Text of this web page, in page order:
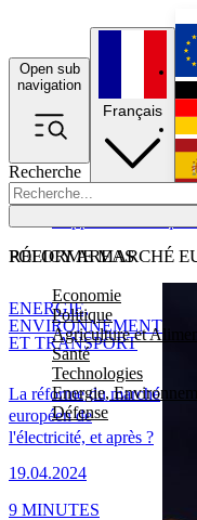
Open sub
navigation
Recherche
POLICY AREAS
Economie
Politique
Agriculture et
Santé
Technologies
Energie,
Défense
Français
RÉFORME MARCHÉ
La réforme du marché
européen de
l'électricité, et après ?
19.04.2024
ENERGIE,
ENVIRONNEMENT
ET TRANSPORT
9 MINUTES